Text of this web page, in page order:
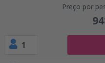
Preço por
1